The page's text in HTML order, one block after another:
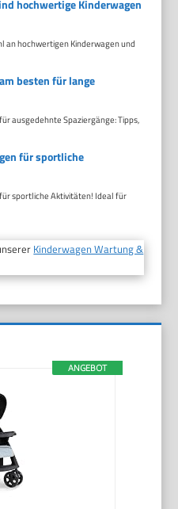
hochwertige Kinderwagen
an hochwertigen Kinderwagen und
besten für lange
ausgedehnte Spaziergänge: Tipps,
für sportliche
sportliche Aktivitäten! Ideal für
Kinderwagen Wartung &
ANGEBOT